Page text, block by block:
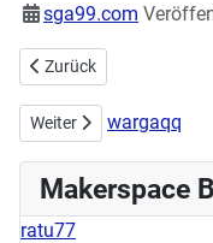
sga99.com
Vorheriger Beitrag:
Zurück
Nächster Beitrag: Home
Weiter wargaqq
Makerspace
ratu77